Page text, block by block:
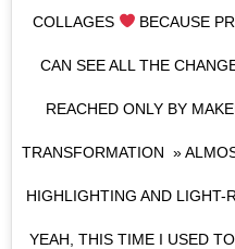
COLLAGES BECAUSE
CAN SEE ALL THE
REACHED ONLY BY
TRANSFORMATION »
HIGHLIGHTING AND LIGHT-
YEAH, THIS TIME I USED